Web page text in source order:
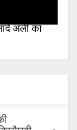
अली का